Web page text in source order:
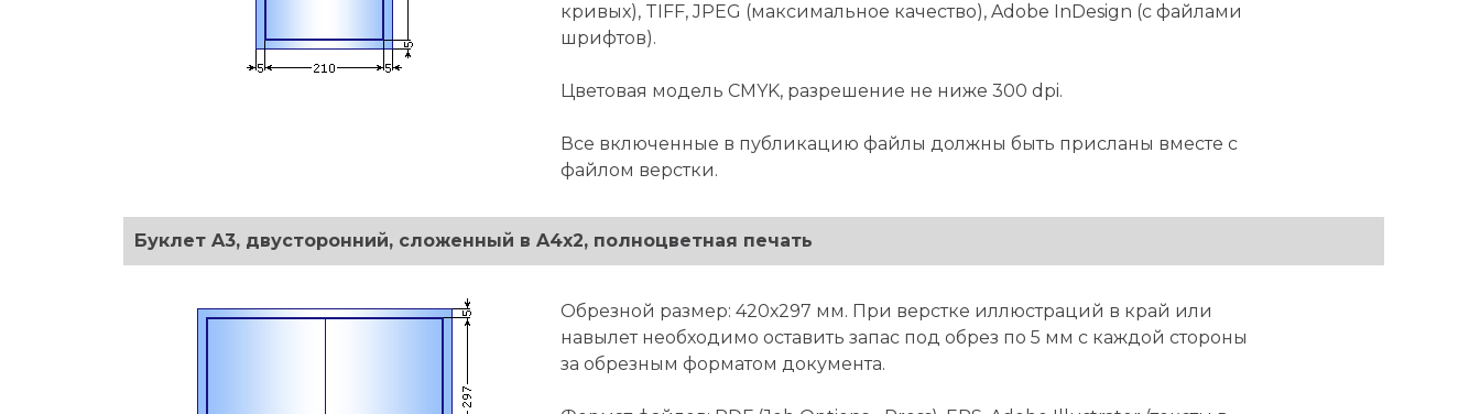
кривых), TIFF, JPEG (максимальное качество), Adobe InDesign (с файлами
шрифтов).
Цветовая модель CMYK, разрешение не ниже 300 dpi.
Все включенные в публикацию файлы должны быть присланы вместе с
файлом верстки.
Буклет A3, двусторонний, сложенный в A4x2, полноцветная печать
Обрезной размер: 420х297 мм. При верстке иллюстраций в край или
навылет необходимо оставить запас под обрез по 5 мм с каждой стороны
за обрезным форматом документа.